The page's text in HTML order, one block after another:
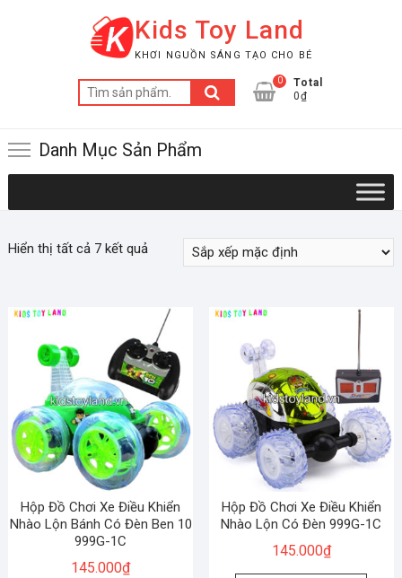
Kids Toy Land
KHƠI NGUỒN SÁNG TẠO CHO BÉ
Tìm
kiếm:
0
Total
0₫
Danh Mục Sản Phẩm
Hiển thị tất cả 7 kết quả
Hộp Đồ Chơi Xe Điều Khiển
Nhào Lộn Bánh Có Đèn Ben 10
999G-1C
145.000₫
Hộp Đồ Chơi Xe Điều Khiển
Nhào Lộn Có Đèn 999G-1C
145.000₫